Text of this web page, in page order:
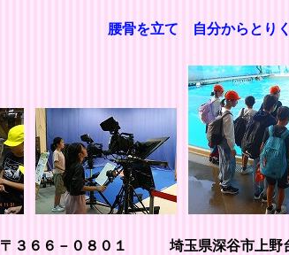
腰骨を立て 自分からとり
〒３６６－０８０１ 埼玉県深谷市上野